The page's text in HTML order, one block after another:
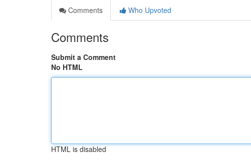
Comments
Who Upvoted
Comments
Submit a Comment
No HTML
HTML is disabled